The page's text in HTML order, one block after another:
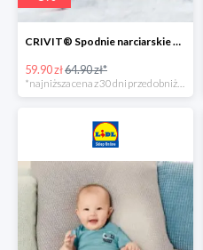
CRIVIT® Spodnie narciarskie dziewczęce
59.90 zł64.90 zł*
*najniższa cena z 30 dni przed obniżką